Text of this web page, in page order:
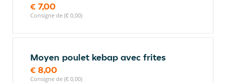
€ 7,00
Consigne de (€ 0,00)
Moyen poulet kebap avec frites
€ 8,00
Consigne de (€ 0,00)